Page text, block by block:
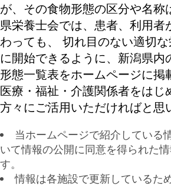
が、その食物形態の区分や名称
県栄養士会では、患者、利用者
わっても、 切れ目のない適切
に開始できるように、新潟県内
形態一覧表をホームページに掲
医療・福祉・介護関係者をはじ
方々にご活用いただければと
当ホームページで紹介している
いて情報の公開に同意を得られた
す。
情報は各施設で更新しているた